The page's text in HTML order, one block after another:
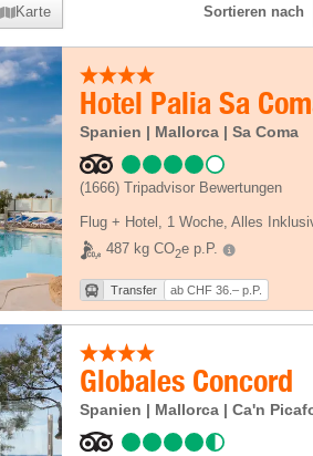
Karte Sortieren nach
Hotel Palia Sa
Spanien | Mallorca | Sa Coma
(1666) Tripadvisor Bewertungen
Flug + Hotel , 1 Woche, Alles
487 kg CO2e p.P.
Transfer ab CHF 36.– p.P.
Globales Concord
Spanien | Mallorca | Ca'n